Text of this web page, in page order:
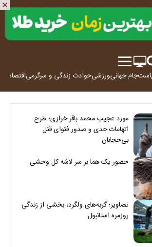
جام جهانیورزشیحوادث زندگی و سرگرمیاقتصاد
مورد عجیب محمد باقر خرازی؛ طرح
اتهامات جدی و صدور فتوای قتل
بی‌حجابان
حضور یک هما بر سر لاشه‌ کل وحشی
تصاویر؛ گربه‌های ولگرد، بخشی از زندگی
روزمره استانبول